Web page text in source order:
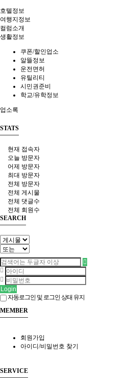
호텔정보
여행지정보
컬럼소개
생활정보
쿠폰/할인업소
알뜰정보
운전면허
유틸리티
시민권준비
학교/유학정보
업소록
STATS
현재 접속자
오늘 방문자
어제 방문자
최대 방문자
전체 방문자
전체 게시물
전체 댓글수
전체 회원수
SEARCH
Login
자동로그인 및 로그인 상태 유지
MEMBER
회원가입
아이디/비밀번호 찾기
SERVICE